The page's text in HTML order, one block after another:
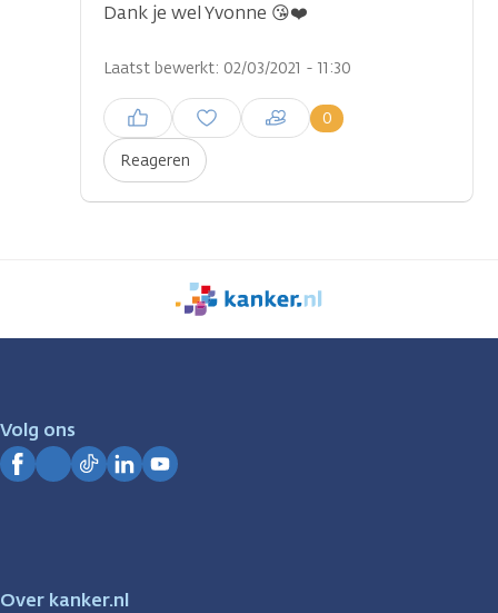
Dank je wel Yvonne 😘❤️
Laatst bewerkt: 02/03/2021 - 11:30
Reageren
0
Inloggen om een reactie te
plaatsen
We
zijn
Volg ons
Over kanker.nl